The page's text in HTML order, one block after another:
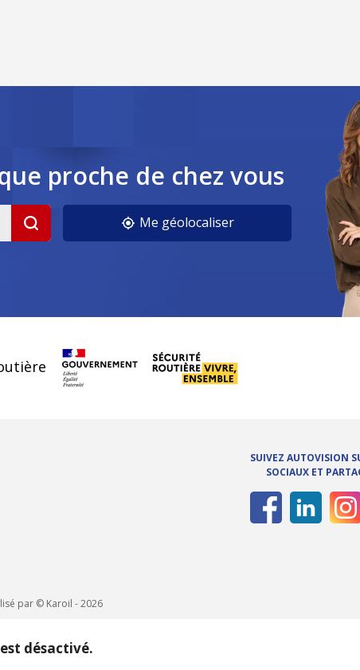
proche de chez vous
Me géolocaliser
SUIVEZ AUTOVISION
SOCIAUX ET
par © Karoil - 2026
désactivé.